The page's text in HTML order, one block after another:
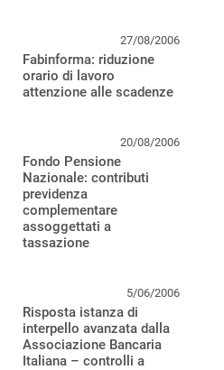
27/08/2006
Fabinforma: riduzione
orario di lavoro
attenzione alle scadenze
20/08/2006
Fondo Pensione
Nazionale: contributi
previdenza
complementare
assoggettati a
tassazione
5/06/2006
Risposta istanza di
interpello avanzata dalla
Associazione Bancaria
Italiana – controlli a